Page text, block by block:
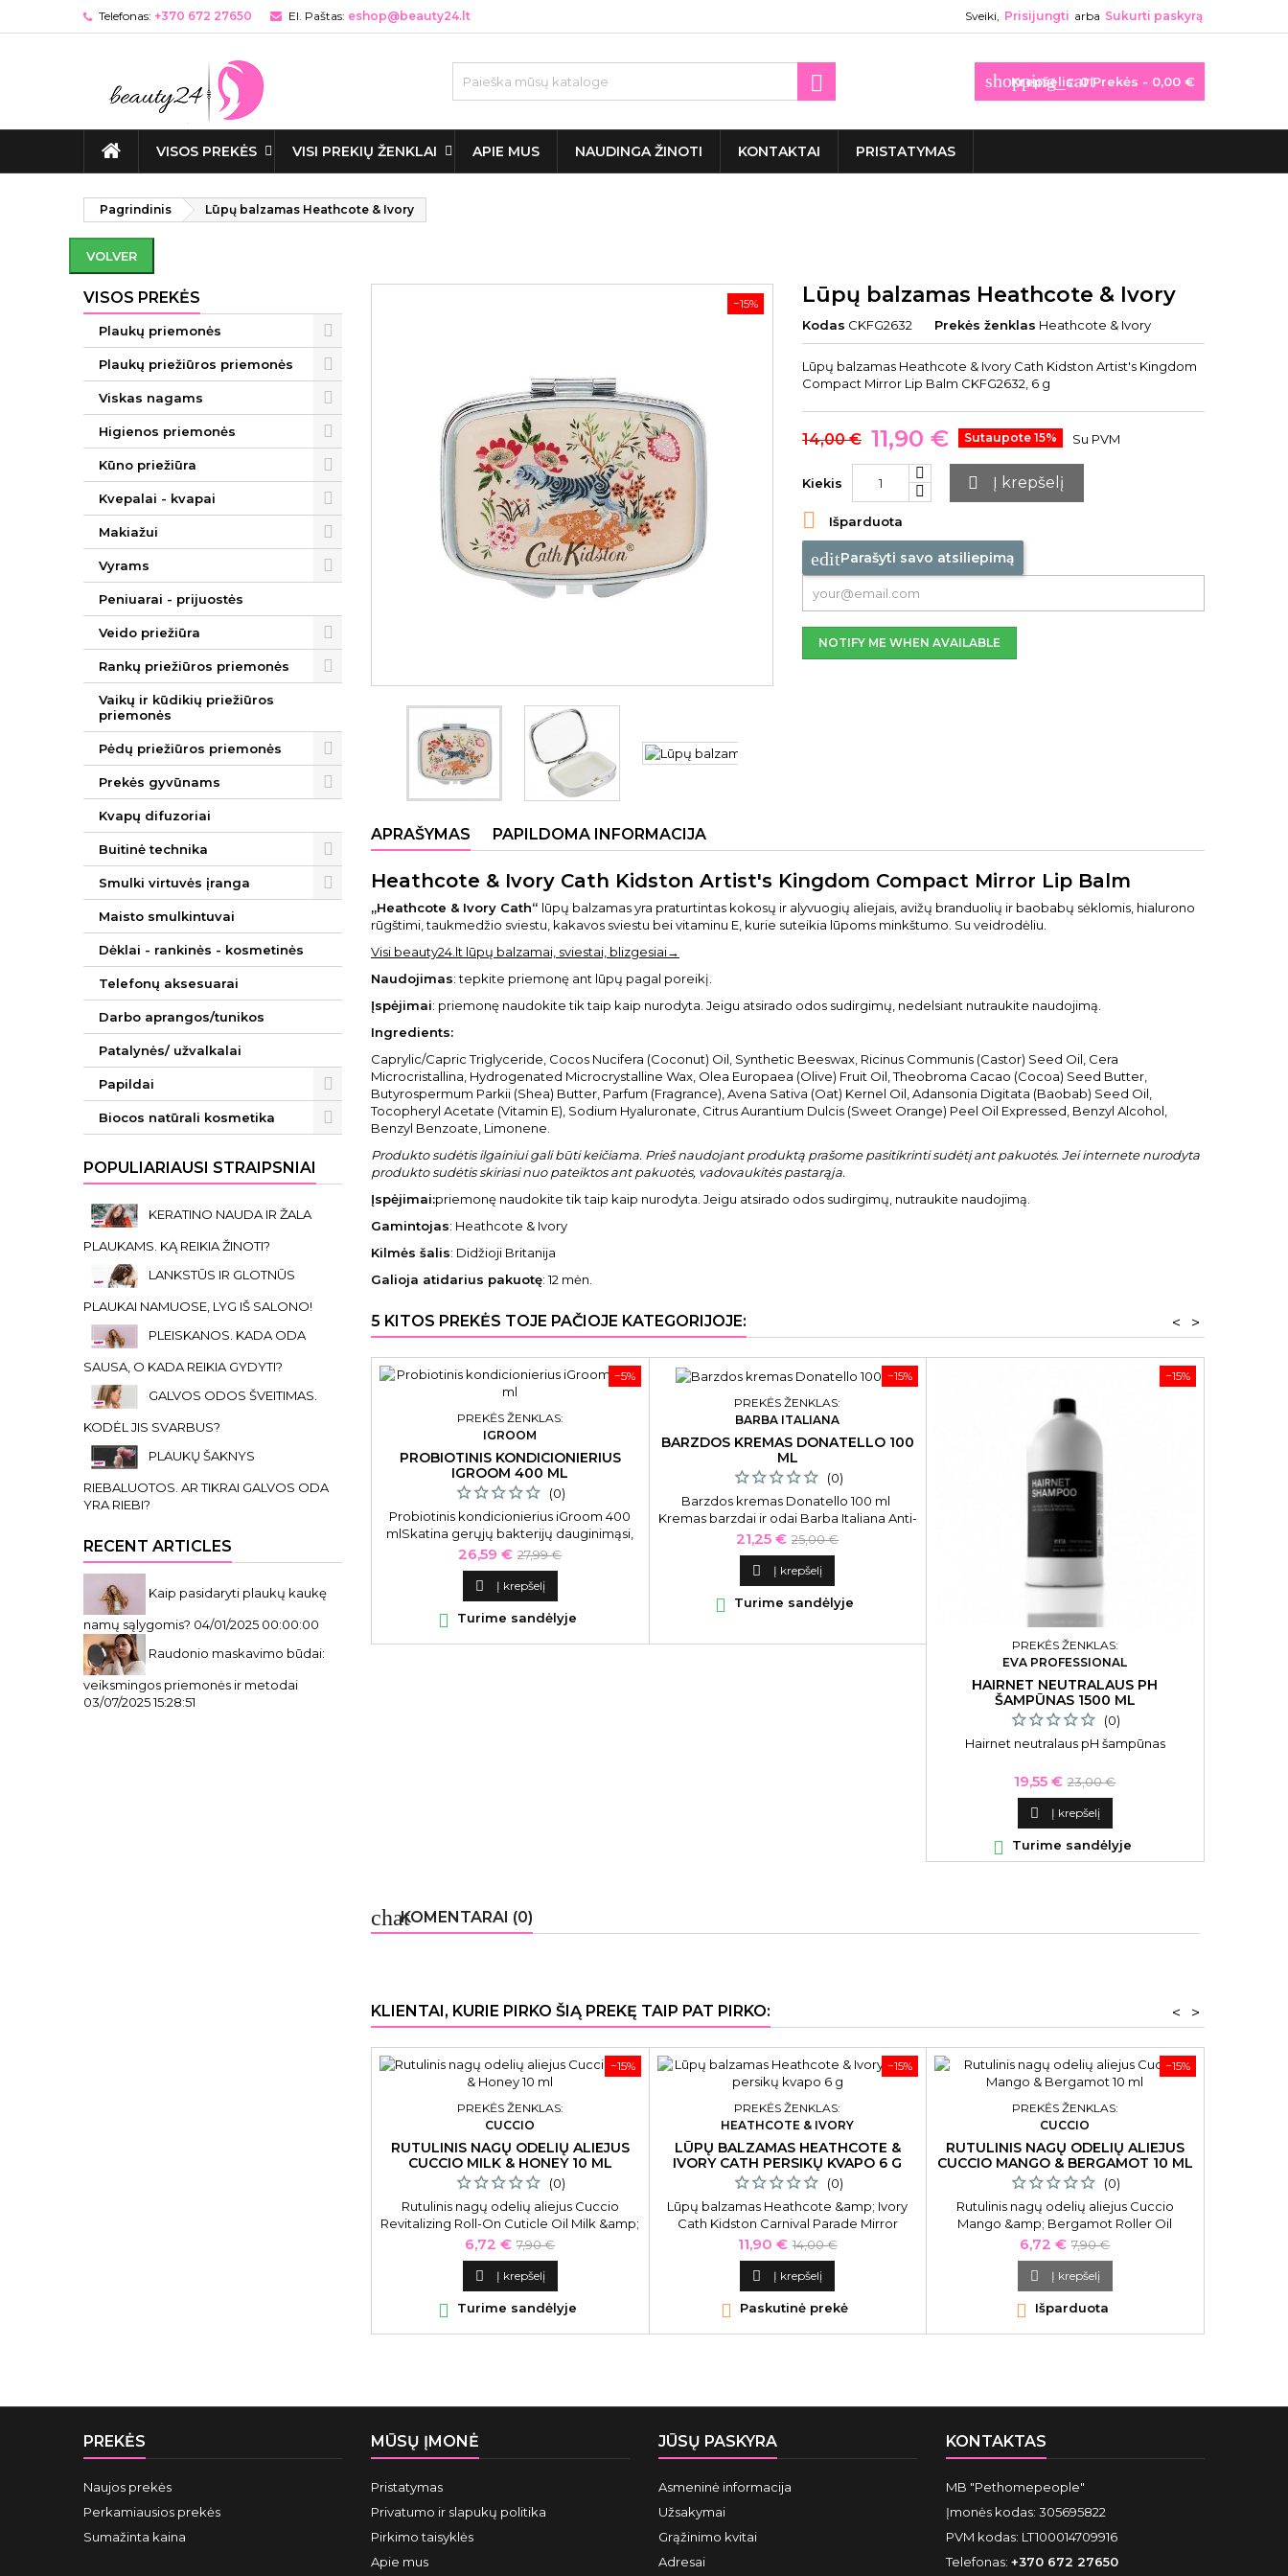
Telefonas: +370 672 27650 El. Paštas: eshop@beauty24.lt Sveiki, Prisijungti arba Sukurti paskyrą
shopping_cart
Krepšelis: 0Prekės - 0,00 €

VISOS PREKĖS VISI PREKIŲ ŽENKLAI APIE MUS NAUDINGA ŽINOTI KONTAKTAI PRISTATYMAS
Pagrindinis Lūpų balzamas Heathcote & Ivory
VOLVER
VISOS PREKĖS
Plaukų priemonės
Plaukų priežiūros priemonės
Viskas nagams
Higienos priemonės
Kūno priežiūra
Kvepalai - kvapai
Makiažui
Vyrams
Peniuarai - prijuostės
Veido priežiūra
Rankų priežiūros priemonės
Vaikų ir kūdikių priežiūros
priemonės
Pėdų priežiūros priemonės
Prekės gyvūnams
Kvapų difuzoriai
Buitinė technika
Smulki virtuvės įranga
Maisto smulkintuvai
Dėklai - rankinės - kosmetinės
Telefonų aksesuarai
Darbo aprangos/tunikos
Patalynės/ užvalkalai
Papildai
Biocos natūrali kosmetika
POPULIARIAUSI STRAIPSNIAI
KERATINO NAUDA IR ŽALA
PLAUKAMS. KĄ REIKIA ŽINOTI?
LANKSTŪS IR GLOTNŪS
PLAUKAI NAMUOSE, LYG IŠ SALONO!
PLEISKANOS. KADA ODA
SAUSA, O KADA REIKIA GYDYTI?
GALVOS ODOS ŠVEITIMAS.
KODĖL JIS SVARBUS?
PLAUKŲ ŠAKNYS
RIEBALUOTOS. AR TIKRAI GALVOS ODA
YRA RIEBI?
RECENT ARTICLES
Kaip pasidaryti plaukų kaukę
namų sąlygomis? 04/01/2025 00:00:00
Raudonio maskavimo būdai:
veiksmingos priemonės ir metodai
03/07/2025 15:28:51
−15% Lūpų balzamas Heathcote & Ivory
Kodas CKFG2632 Prekės ženklas Heathcote & Ivory
Lūpų balzamas Heathcote & Ivory Cath Kidston Artist's Kingdom
Compact Mirror Lip Balm CKFG2632, 6 g
14,00 € 11,90 € Sutaupote 15% Su PVM
Kiekis  Į krepšelį
 Išparduota
editParašyti savo atsiliepimą
NOTIFY ME WHEN AVAILABLE
APRAŠYMAS PAPILDOMA INFORMACIJA
Heathcote & Ivory Cath Kidston Artist's Kingdom Compact Mirror Lip Balm
„Heathcote & Ivory Cath“ lūpų balzamas yra praturtintas kokosų ir alyvuogių aliejais, avižų branduolių ir baobabų sėklomis, hialurono
rūgštimi, taukmedžio sviestu, kakavos sviestu bei vitaminu E, kurie suteikia lūpoms minkštumo. Su veidrodėliu.
Visi beauty24.lt lūpų balzamai, sviestai, blizgesiai→
Naudojimas: tepkite priemonę ant lūpų pagal poreikį.
Įspėjimai: priemonę naudokite tik taip kaip nurodyta. Jeigu atsirado odos sudirgimų, nedelsiant nutraukite naudojimą.
Ingredients:
Caprylic/Capric Triglyceride, Cocos Nucifera (Coconut) Oil, Synthetic Beeswax, Ricinus Communis (Castor) Seed Oil, Cera
Microcristallina, Hydrogenated Microcrystalline Wax, Olea Europaea (Olive) Fruit Oil, Theobroma Cacao (Cocoa) Seed Butter,
Butyrospermum Parkii (Shea) Butter, Parfum (Fragrance), Avena Sativa (Oat) Kernel Oil, Adansonia Digitata (Baobab) Seed Oil,
Tocopheryl Acetate (Vitamin E), Sodium Hyaluronate, Citrus Aurantium Dulcis (Sweet Orange) Peel Oil Expressed, Benzyl Alcohol,
Benzyl Benzoate, Limonene.
Produkto sudėtis ilgainiui gali būti keičiama. Prieš naudojant produktą prašome pasitikrinti sudėtį ant pakuotės. Jei internete nurodyta
produkto sudėtis skiriasi nuo pateiktos ant pakuotės, vadovaukitės pastarąja.
Įspėjimai:priemonę naudokite tik taip kaip nurodyta. Jeigu atsirado odos sudirgimų, nutraukite naudojimą.
Gamintojas: Heathcote & Ivory
Kilmės šalis: Didžioji Britanija
Galioja atidarius pakuotę: 12 mėn.
5 KITOS PREKĖS TOJE PAČIOJE KATEGORIJOJE: >
<
−5%
PREKĖS ŽENKLAS:
IGROOM
PROBIOTINIS KONDICIONIERIUS
IGROOM 400 ML
(0)
Probiotinis kondicionierius iGroom 400
mlSkatina gerųjų bakterijų dauginimąsi,
švelniai kondicionuoja kailį bei odą su
probiotiniais ingredientais.
Kaina
26,59 € Bazinė
kaina
27,99 €
 Į krepšelį
 Turime sandėlyje
−15%
PREKĖS ŽENKLAS:
BARBA ITALIANA
BARZDOS KREMAS DONATELLO 100
ML
(0)
Barzdos kremas Donatello 100 ml
Kremas barzdai ir odai Barba Italiana Anti-
flaking Beard Cream Donatello BI77707
Kaina
21,25 € Bazinė
kaina
25,00 €
 Į krepšelį
 Turime sandėlyje
−15%
PREKĖS ŽENKLAS:
EVA PROFESSIONAL
HAIRNET NEUTRALAUS PH
ŠAMPŪNAS 1500 ML
(0)
Hairnet neutralaus pH šampūnas
Kaina
19,55 € Bazinė
kaina
23,00 €
 Į krepšelį
 Turime sandėlyje
chatKOMENTARAI (0)
KLIENTAI, KURIE PIRKO ŠIĄ PREKĘ TAIP PAT PIRKO: >
<
−15%
PREKĖS ŽENKLAS:
CUCCIO
RUTULINIS NAGŲ ODELIŲ ALIEJUS
CUCCIO MILK & HONEY 10 ML
(0)
Rutulinis nagų odelių aliejus Cuccio
Revitalizing Roll-On Cuticle Oil Milk &amp;
Honey CNSC4000, 10 ml
Kaina
6,72 € Bazinė
kaina
7,90 €
 Į krepšelį
 Turime sandėlyje
−15%
PREKĖS ŽENKLAS:
HEATHCOTE & IVORY
LŪPŲ BALZAMAS HEATHCOTE &
IVORY CATH PERSIKŲ KVAPO 6 G
(0)
Lūpų balzamas Heathcote &amp; Ivory
Cath Kidston Carnival Parade Mirror
Compact Lip Balm CKFG1720, su
veidrodėliu, persikų kvapo, 6 g
Kaina
11,90 € Bazinė
kaina
14,00 €
 Į krepšelį
 Paskutinė prekė
−15%
PREKĖS ŽENKLAS:
CUCCIO
RUTULINIS NAGŲ ODELIŲ ALIEJUS
CUCCIO MANGO & BERGAMOT 10 ML
(0)
Rutulinis nagų odelių aliejus Cuccio
Mango &amp; Bergamot Roller Oil
CNSC7931, mango ir bergamotės kvapo,
10 ml
Kaina
6,72 € Bazinė
kaina
7,90 €
 Į krepšelį
 Išparduota
PREKĖS
Naujos prekės
Perkamiausios prekės
Sumažinta kaina
MŪSŲ ĮMONĖ
Pristatymas
Privatumo ir slapukų politika
Pirkimo taisyklės
Apie mus
JŪSŲ PASKYRA
Asmeninė informacija
Užsakymai
Grąžinimo kvitai
Adresai
KONTAKTAS
MB "Pethomepeople"
Įmonės kodas: 305695822
PVM kodas: LT100014709916
Telefonas: +370 672 27650